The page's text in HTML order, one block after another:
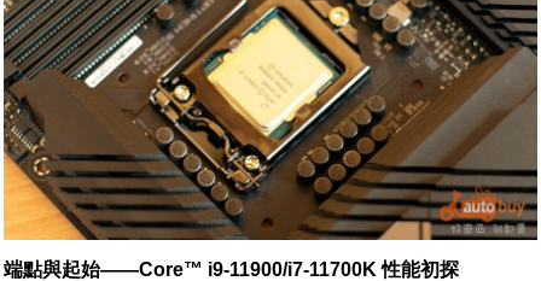
端點與起始——Core™ i9-11900/i7-11700K 性能初探